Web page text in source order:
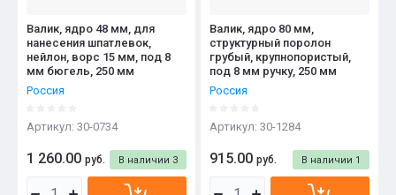
Валик, ядро 48 мм, для
нанесения шпатлевок,
нейлон, ворс 15 мм, под 8
мм бюгель, 250 мм
Россия
Артикул: 30-0734
В наличии 3
1 260.00 руб.
Валик, ядро 80 мм,
структурный поролон
грубый, крупнопористый,
под 8 мм ручку, 250 мм
Россия
Артикул: 30-1284
В наличии 1
915.00 руб.